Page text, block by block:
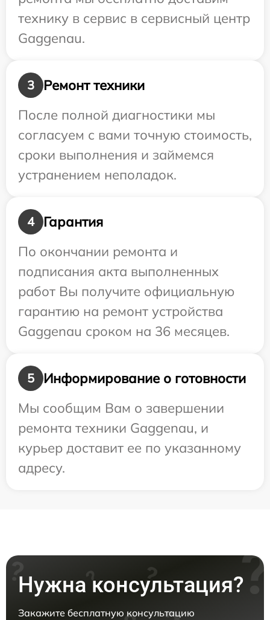
технику в сервис в сервисный центр
Gaggenau.
3
Ремонт техники
После полной диагностики мы
согласуем с вами точную стоимость,
сроки выполнения и займемся
устранением неполадок.
4
Гарантия
По окончании ремонта и
подписания акта выполненных
работ Вы получите официальную
гарантию на ремонт устройства
Gaggenau сроком на 36 месяцев.
5
Информирование о готовности
Мы сообщим Вам о завершении
ремонта техники Gaggenau, и
курьер доставит ее по указанному
адресу.
Нужна консультация?
Закажите бесплатную консультацию